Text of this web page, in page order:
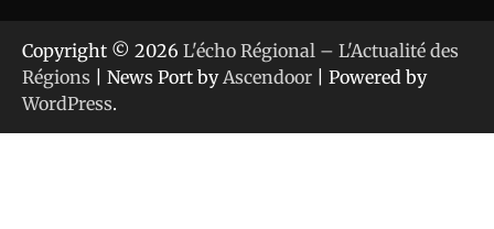
Copyright © 2026 L'écho Régional – L'Actualité des
Régions | News Port byAscendoor | Powered by
WordPress.